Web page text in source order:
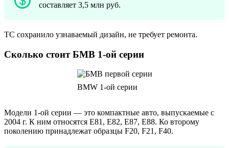
составляет 3,5 млн руб.
ТС сохранило узнаваемый дизайн, не требует ремонта.
Сколько стоит БМВ 1-ой серии
BMW 1-ой серии
Модели 1-ой серии — это компактные авто, выпускаемые с
2004 г. К ним относятся E81, E82, E87, E88. Ко второму
поколению принадлежат образцы F20, F21, F40.